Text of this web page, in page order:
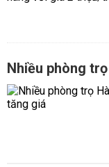
Nhiều phòng